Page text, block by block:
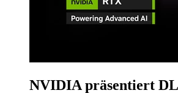
NVIDIA präsentiert